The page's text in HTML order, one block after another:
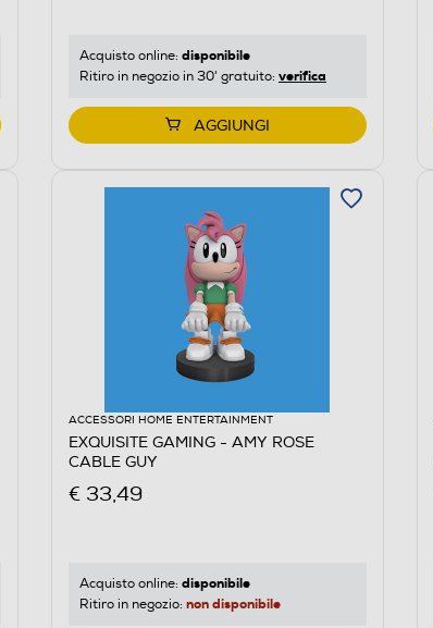
Acquisto online: disponibile
Ritiro in negozio in 30' gratuito: verifica
AGGIUNGI
ACCESSORI HOME ENTERTAINMENT
EXQUISITE GAMING - AMY ROSE
CABLE GUY
€ 33,49
Acquisto online: disponibile
Ritiro in negozio: non disponibile